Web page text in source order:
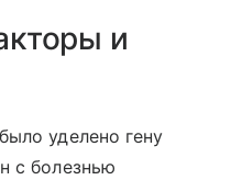
и
уделено гену
с болезнью